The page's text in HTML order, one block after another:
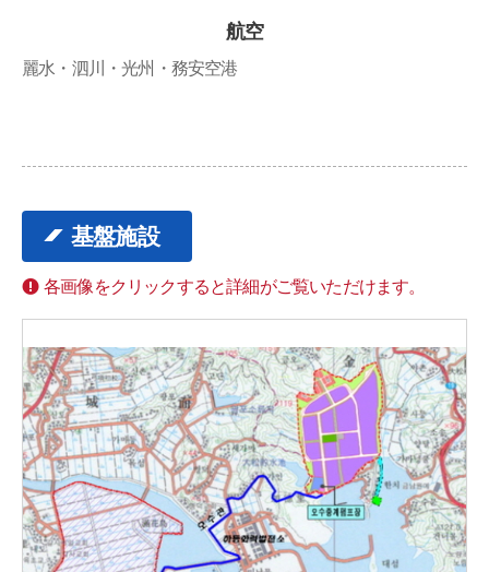
航空
麗水・泗川・光州・務安空港
基盤施設
各画像をクリックすると詳細がご覧いただけます。